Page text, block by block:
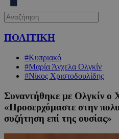
ΠΟΛΙΤΙΚΗ
#Κυπριακό
#Μαρία Άνχελα Ολγκίν
#Νίκος Χριστοδουλίδης
Συναντήθηκε με Ολγκίν ο
«Προσερχόμαστε στην
συζήτηση επί της ουσίας»